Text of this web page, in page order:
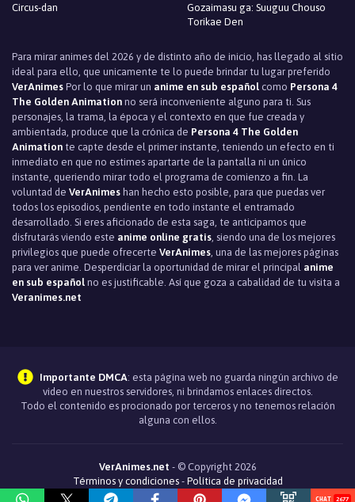
Circus-dan
Gozaimasu ga: Suuguu Chouso
Torikae Den
Para mirar animes del 2026 y de distinto año de inicio, has llegado al sitio
ideal para ello, que unicamente te lo puede brindar tu lugar preferido
VerAnimes Por lo que mirar un anime en sub español como Persona 4
The Golden Animation no será inconveniente alguno para ti. Sus
personajes, la trama, la época y el contexto en que fue creada y
ambientada, produce que la crónica de Persona 4 The Golden
Animation te capte desde el primer instante, teniendo un efecto en ti
inmediato en que no estimes apartarte de la pantalla ni un único
instante, queriendo mirar todo el programa de comienzo a fin. La
voluntad de VerAnimes han hecho esto posible, para que puedas ver
todos los episodios, pendiente en todo instante el entramado
desarrollado. Si eres aficionado de esta saga, te anticipamos que
disfrutarás viendo este anime online gratis , siendo una de los mejores
privilegios que puede ofrecerte VerAnimes , una de las mejores páginas
para ver anime. Desperdiciar la oportunidad de mirar el principal anime
en sub español no es justificable. Así que goza a cabalidad de tu visita a
Veranimes.net
Importante DMCA: esta página web no guarda ningún archivo de
video en nuestros servidores, ni brindamos enlaces directos.
Todo el contenido es procionado por terceros y no tenemos relación
alguna con ellos.
VerAnimes.net - © Copyright 2026
Términos y condiciones- Política de privacidad
2590